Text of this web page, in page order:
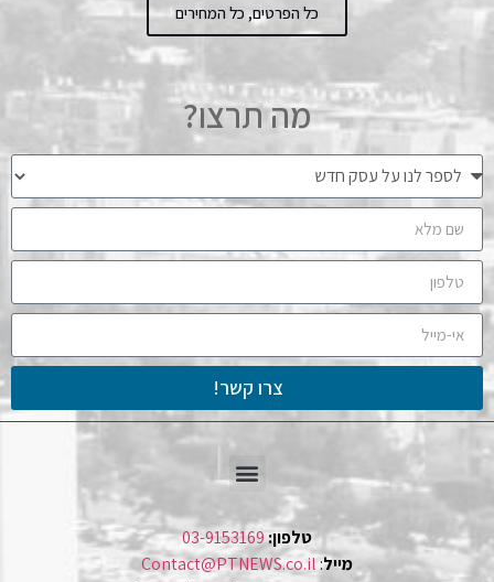
כל הפרטים, כל המחירים
מה תרצו?
צרו קשר!
טלפון:03-9153169
מייל:
Contact@PTNEWS.co.il